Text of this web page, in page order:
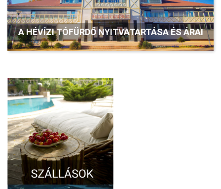
A HÉVÍZI TÓFÜRDŐ NYITVATARTÁSA ÉS ÁRAI